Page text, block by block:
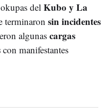
del Kubo y La
terminaron sin incidentes
algunascargas
con manifestantes